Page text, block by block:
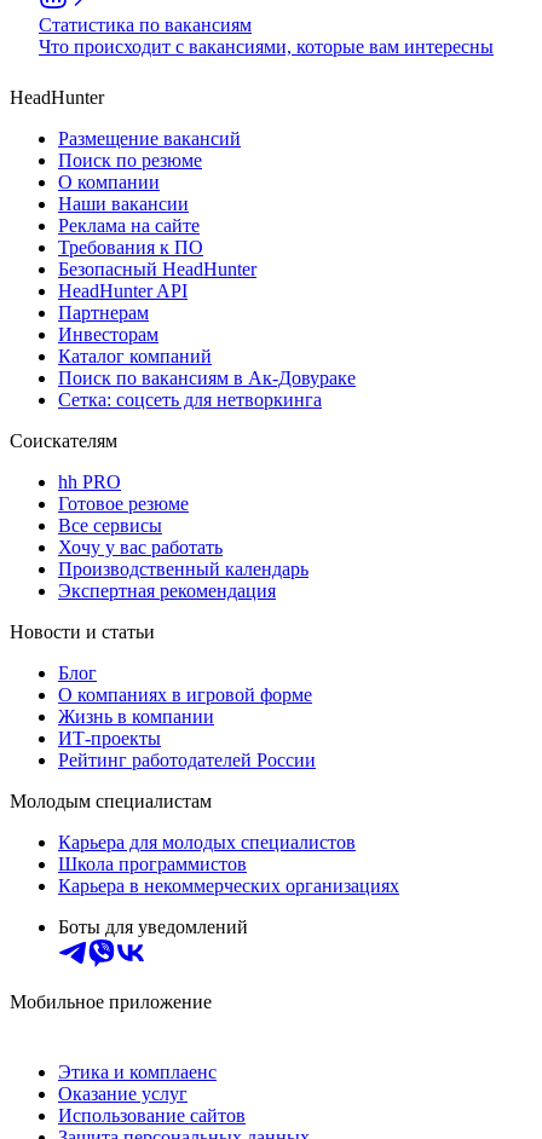
Статистика по вакансиям
Что происходит с вакансиями, которые вам интересны
HeadHunter
Размещение вакансий
Поиск по резюме
О компании
Наши вакансии
Реклама на сайте
Требования к ПО
Безопасный HeadHunter
HeadHunter API
Партнерам
Инвесторам
Каталог компаний
Поиск по вакансиям в Ак-Довураке
Сетка: соцсеть для нетворкинга
Соискателям
hh PRO
Готовое резюме
Все сервисы
Хочу у вас работать
Производственный календарь
Экспертная рекомендация
Новости и статьи
Блог
О компаниях в игровой форме
Жизнь в компании
ИТ-проекты
Рейтинг работодателей России
Молодым специалистам
Карьера для молодых специалистов
Школа программистов
Карьера в некоммерческих организациях
Боты для уведомлений
Мобильное приложение
Этика и комплаенс
Оказание услуг
Использование сайтов